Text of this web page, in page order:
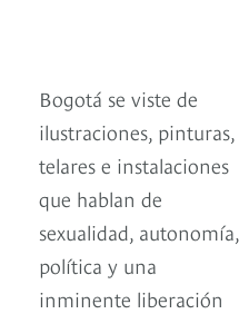
Bogotá se viste de
ilustraciones, pinturas,
telares e instalaciones
que hablan de
sexualidad, autonomía,
política y una
inminente liberación